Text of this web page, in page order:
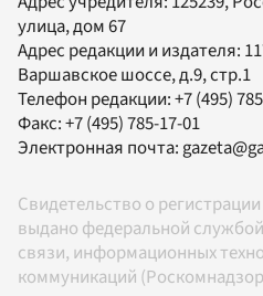
улица, дом 67
Адрес редакции и издателя:
Варшавское шоссе, д.9, стр.1
Телефон редакции:+7 (495)
Факс:+7 (495) 785-17-01
Электронная почта:
Свидетельство о
выдано федеральной
связи, информационных
коммуникаций